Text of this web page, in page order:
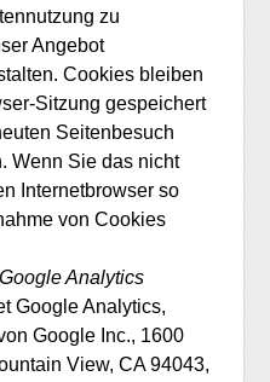
zu
Angebot
Cookies bleiben
Sitzung gespeichert
Seitenbesuch
Wenn Sie das nicht
Internetbrowser so
von Cookies
Analytics
Google Analytics,
Google Inc., 1600
View, CA 94043,